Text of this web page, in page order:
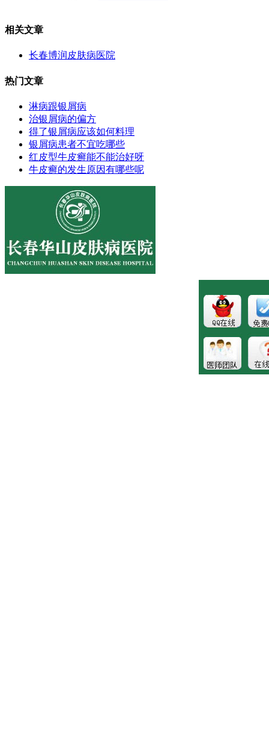
相关文章
长春博润皮肤病医院
热门文章
淋病跟银屑病
治银屑病的偏方
得了银屑病应该如何料理
银屑病患者不宜吃哪些
红皮型牛皮癣能不能治好呀
牛皮癣的发生原因有哪些呢